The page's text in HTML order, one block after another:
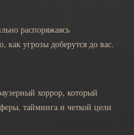
распоряжаясь
как угрозы доберутся до вас.
хоррор, который
тайминга и четкой цели